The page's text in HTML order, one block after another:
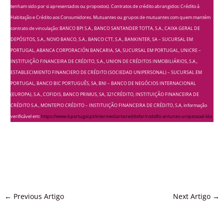
tenham sido por si apresentados ou propostos). Contratos de crédito abrangidos: Crédito à
Habitação e Crédito aos Consumidores. Mutuantes ou grupos de mutuantes com quem mantém
contrato de vinculação: BANCO BPI S.A., BANCO SANTANDER TOTTA, S.A., CAIXA GERAL DE
DEPÓSITOS, S.A., NOVO BANCO, S.A., BANCO CTT, S.A., BANKINTER, SA – SUCURSAL EM
PORTUGAL, ABANCA CORPORACIÓN BANCARIA, SA, SUCURSAL EM PORTUGAL, UNICRE –
INSTITUIÇÃO FINANCEIRA DE CRÉDITO, S.A., UNION DE CRÉDITOS INMOBILIÁRIOS, S.A.,
ESTABLECIMIENTO FINANCIERO DE CRÉDITO (SOCIEDAD UNIPERSONAL) – SUCURSAL EM
PORTUGAL, BANCO BIC PORTUGUÊS, SA, BNI – BANCO DE NEGÓCIOS INTERNACIONAL
(EUROPA), S.A., COFIDIS, BANCO PRIMUS, SA, 321CRÉDITO, INSTITUIÇÃO FINANCEIRA DE
CRÉDITO S.A., MONTEPIO CRÉDITO – INSTITUIÇÃO FINANCEIRA DE CRÉDITO, S.A, informação
verificável em:https://www.bportugal.pt/intermediariocreditofar/rodolfo-antunes-unipessoal-lda
← Previous Artigo Next Artigo →